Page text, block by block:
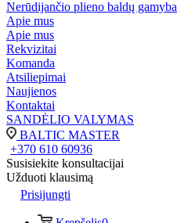
Nerūdijančio plieno baldų gamyba
Apie mus
Apie mus
Rekvizitai
Komanda
Atsiliepimai
Naujienos
Kontaktai
SANDĖLIO VALYMAS
BALTIC MASTER
+370 610 60936
Susisiekite konsultacijai
Užduoti klausimą
Prisijungti